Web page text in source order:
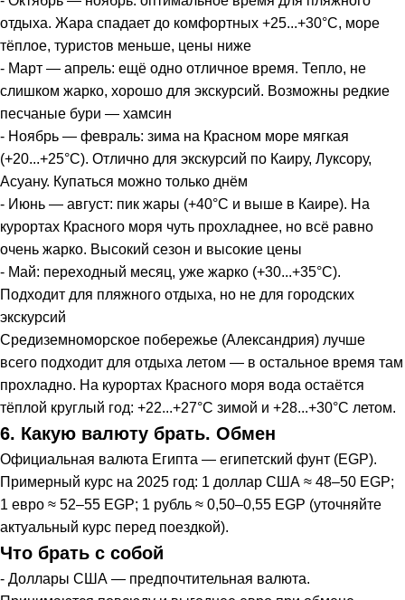
отдыха. Жара спадает до комфортных +25...+30°C, море
тёплое, туристов меньше, цены ниже
- Март — апрель: ещё одно отличное время. Тепло, не
слишком жарко, хорошо для экскурсий. Возможны редкие
песчаные бури — хамсин
- Ноябрь — февраль: зима на Красном море мягкая
(+20...+25°C). Отлично для экскурсий по Каиру, Луксору,
Асуану. Купаться можно только днём
- Июнь — август: пик жары (+40°C и выше в Каире). На
курортах Красного моря чуть прохладнее, но всё равно
очень жарко. Высокий сезон и высокие цены
- Май: переходный месяц, уже жарко (+30...+35°C).
Подходит для пляжного отдыха, но не для городских
экскурсий
Средиземноморское побережье (Александрия) лучше
всего подходит для отдыха летом — в остальное время там
прохладно. На курортах Красного моря вода остаётся
тёплой круглый год: +22...+27°C зимой и +28...+30°C летом.
6. Какую валюту брать. Обмен
Официальная валюта Египта — египетский фунт (EGP).
Примерный курс на 2025 год: 1 доллар США ≈ 48–50 EGP;
1 евро ≈ 52–55 EGP; 1 рубль ≈ 0,50–0,55 EGP (уточняйте
актуальный курс перед поездкой).
Что брать с собой
- Доллары США — предпочтительная валюта.